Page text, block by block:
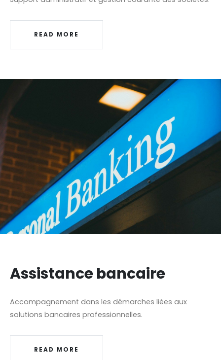
READ MORE
Assistance bancaire
Accompagnement dans les démarches liées aux
solutions bancaires professionnelles.
READ MORE